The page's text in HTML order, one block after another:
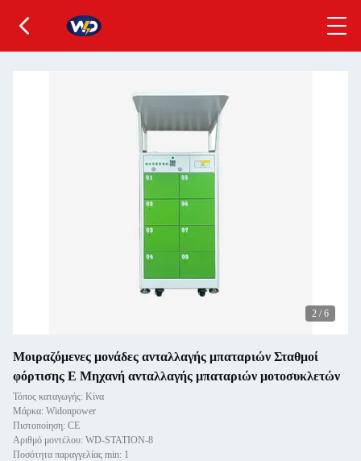
2 / 6
Μοιραζόμενες μονάδες ανταλλαγής μπαταριών Σταθμοί
φόρτισης E Μηχανή ανταλλαγής μπαταριών μοτοσυκλετών
Τόπος καταγωγής: Κίνα
Μάρκα: Widonpower
Πιστοποίηση: CE
Αριθμό μοντέλου: WD-STATION-8
Ποσότητα παραγγελίας min: 1